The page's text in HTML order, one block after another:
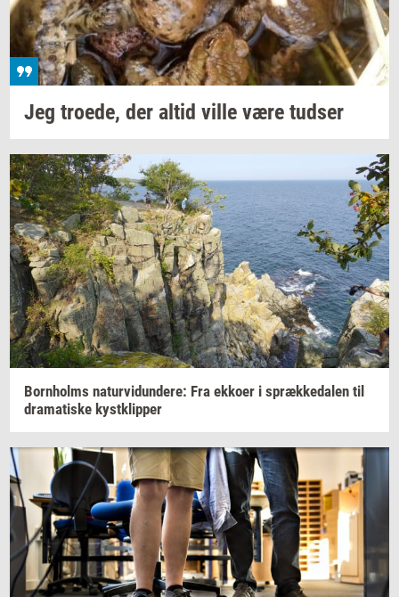
Jeg tro­e­de, der altid ville være tud­ser
Born­holms na­tur­vi­dun­de­re: Fra ek­ko­er i spræk­ke­da­len til
dra­ma­ti­ske kyst­klip­per